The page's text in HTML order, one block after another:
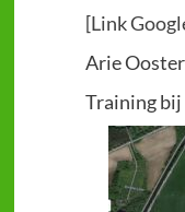
[Link
Arie
Training bij